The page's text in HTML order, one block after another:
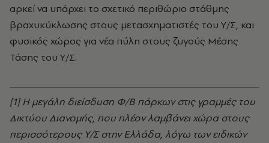
αρκεί να υπάρχει το σχετικό περιθώριο στάθμης
βραχυκύκλωσης στους μετασχηματιστές του Υ/Σ, και
φυσικός χώρος για νέα πύλη στους ζυγούς Μέσης
Τάσης του Υ/Σ.
[1] Η μεγάλη διείσδυση Φ/Β πάρκων στις γραμμές του
Δικτύου Διανομής, που πλέον λαμβάνει χώρα στους
περισσότερους Υ/Σ στην Ελλάδα, λόγω των ειδικών